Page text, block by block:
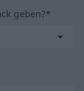
geben?*